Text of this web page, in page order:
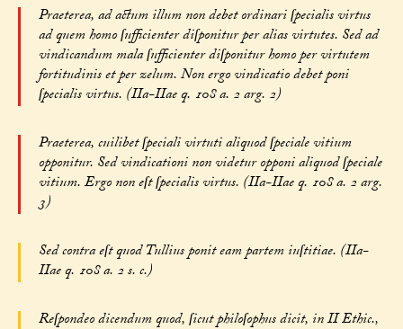
Praeterea, ad actum illum non debet ordinari ſpecialis virtus
ad quem homo ſufficienter diſponitur per alias virtutes. Sed ad
vindicandum mala ſufficienter diſponitur homo per virtutem
fortitudinis et per zelum. Non ergo vindicatio debet poni
ſpecialis virtus. (IIa-IIae q. 108 a. 2 arg. 2)
Praeterea, cuilibet ſpeciali virtuti aliquod ſpeciale vitium
opponitur. Sed vindicationi non videtur opponi aliquod ſpeciale
vitium. Ergo non eſt ſpecialis virtus. (IIa-IIae q. 108 a. 2 arg.
3)
Sed contra eſt quod Tullius ponit eam partem iuſtitiae. (IIa-
IIae q. 108 a. 2 s. c.)
Reſpondeo dicendum quod, ſicut philoſophus dicit, in II Ethic.,